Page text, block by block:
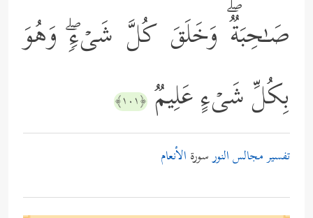
صَـٰحِبَةࣱۖ وَخَلَقَ كُلَّ شَیۡءࣲۖ وَهُوَ
بِكُلِّ شَیۡءٍ عَلِیمࣱ ﴿١٠١﴾
تفسير مجالس النورسورة الأنعام